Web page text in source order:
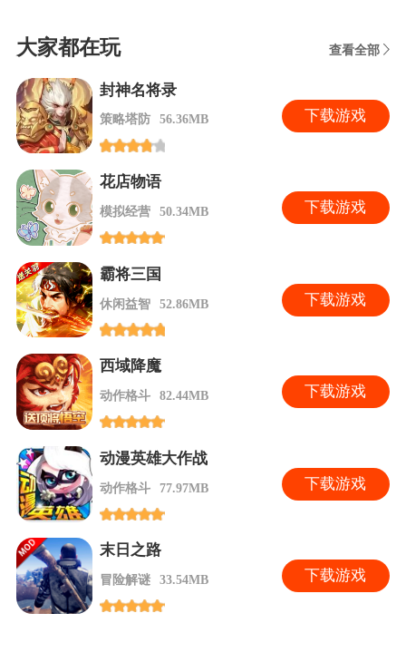
大家都在玩 查看全部
封神名将录
策略塔防 56.36MB 下载游戏
花店物语
模拟经营 50.34MB 下载游戏
霸将三国
休闲益智 52.86MB 下载游戏
西域降魔
动作格斗 82.44MB 下载游戏
动漫英雄大作战
动作格斗 77.97MB 下载游戏
末日之路
冒险解谜 33.54MB 下载游戏